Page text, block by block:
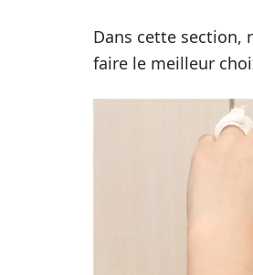
Dans cette section,
faire le meilleur